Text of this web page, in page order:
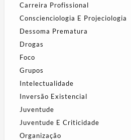
Carreira Profissional
Conscienciologia E Projeciologia
Dessoma Prematura
Drogas
Foco
Grupos
Intelectualidade
Inversão Existencial
Juventude
Juventude E Criticidade
Organização